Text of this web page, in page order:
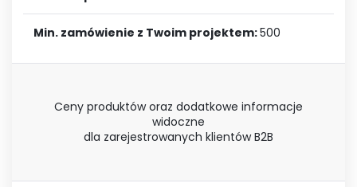
Min. zamówienie z Twoim projektem:500
Ceny produktów oraz dodatkowe informacje
widoczne
dla zarejestrowanych klientów B2B